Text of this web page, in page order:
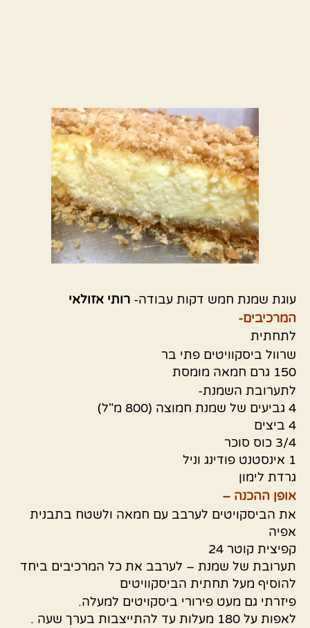
עוגת שמנת חמש דקות עבודה- רותי אזולאי
המרכיבים-
לתחתית
שרוול ביסקוויטים פתי בר
150 גרם חמאה מומסת
לתערובת השמנת-
4 גביעים של שמנת חמוצה (800 מ"ל)
4 ביצים
3/4 כוס סוכר
1 אינסטנט פודינג וניל
גרדת לימון
אופן ההכנה –
את הביסקויטים לערבב עם חמאה ולשטח בתבנית
אפיה
קפיצית קוטר 24
תערובת של שמנת – לערבב את כל המרכיבים ביחד
להוסיף מעל תחתית הביסקוויטים
פיזרתי גם מעט פירורי ביסקויטים למעלה.
לאפות על 180 מעלות עד להתייצבות בערך שעה .